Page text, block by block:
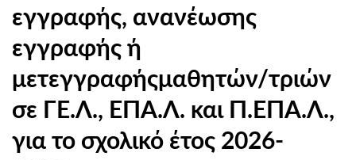
εγγραφής, ανανέωσης
εγγραφής ή
μετεγγραφήςμαθητών/τριών
σε ΓΕ.Λ., ΕΠΑ.Λ. και Π.ΕΠΑ.Λ.,
για το σχολικό έτος 2026-